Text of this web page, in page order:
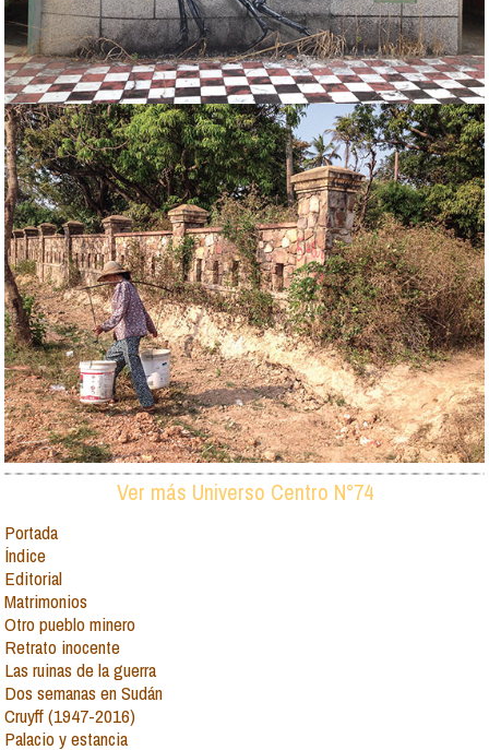
Ver más Universo Centro N°74
Portada
Índice
Editorial
Matrimonios
Otro pueblo minero
Retrato inocente
Las ruinas de la guerra
Dos semanas en Sudán
Cruyff (1947-2016)
Palacio y estancia